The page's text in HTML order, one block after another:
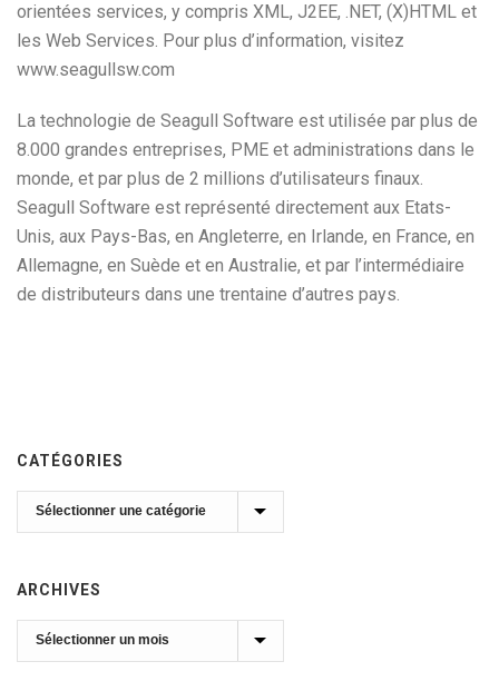
orientées services, y compris XML, J2EE, .NET, (X)HTML et
les Web Services. Pour plus d’information, visitez
www.seagullsw.com
La technologie de Seagull Software est utilisée par plus de
8.000 grandes entreprises, PME et administrations dans le
monde, et par plus de 2 millions d’utilisateurs finaux.
Seagull Software est représenté directement aux Etats-
Unis, aux Pays-Bas, en Angleterre, en Irlande, en France, en
Allemagne, en Suède et en Australie, et par l’intermédiaire
de distributeurs dans une trentaine d’autres pays.
CATÉGORIES
Catégories
ARCHIVES
Archives